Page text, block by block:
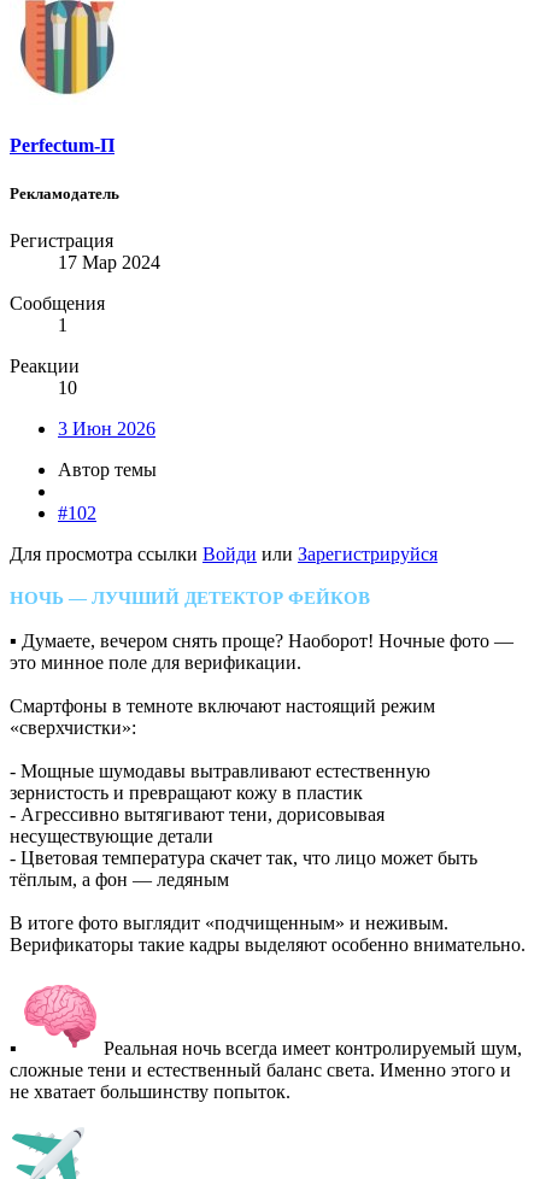
Perfectum-П
Рекламодатель
Регистрация
17 Мар 2024
Сообщения
1
Реакции
10
3 Июн 2026
Автор темы
#102
Для просмотра ссылки Войди или Зарегистрируйся
НОЧЬ — ЛУЧШИЙ ДЕТЕКТОР ФЕЙКОВ
▪ Думаете, вечером снять проще? Наоборот! Ночные фото —
это минное поле для верификации.
Смартфоны в темноте включают настоящий режим
«сверхчистки»:
- Мощные шумодавы вытравливают естественную
зернистость и превращают кожу в пластик
- Агрессивно вытягивают тени, дорисовывая
несуществующие детали
- Цветовая температура скачет так, что лицо может быть
тёплым, а фон — ледяным
В итоге фото выглядит «подчищенным» и неживым.
Верификаторы такие кадры выделяют особенно внимательно.
▪
Реальная ночь всегда имеет контролируемый шум,
сложные тени и естественный баланс света. Именно этого и
не хватает большинству попыток.